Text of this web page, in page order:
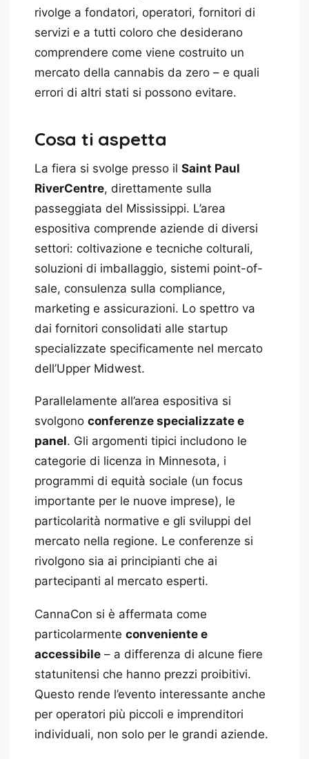
rivolge a fondatori, operatori, fornitori di
servizi e a tutti coloro che desiderano
comprendere come viene costruito un
mercato della cannabis da zero – e quali
errori di altri stati si possono evitare.
Cosa ti aspetta
La fiera si svolge presso il Saint Paul
RiverCentre, direttamente sulla
passeggiata del Mississippi. L’area
espositiva comprende aziende di diversi
settori: coltivazione e tecniche colturali,
soluzioni di imballaggio, sistemi point-of-
sale, consulenza sulla compliance,
marketing e assicurazioni. Lo spettro va
dai fornitori consolidati alle startup
specializzate specificamente nel mercato
dell’Upper Midwest.
Parallelamente all’area espositiva si
svolgono conferenze specializzate e
panel. Gli argomenti tipici includono le
categorie di licenza in Minnesota, i
programmi di equità sociale (un focus
importante per le nuove imprese), le
particolarità normative e gli sviluppi del
mercato nella regione. Le conferenze si
rivolgono sia ai principianti che ai
partecipanti al mercato esperti.
CannaCon si è affermata come
particolarmente conveniente e
accessibile – a differenza di alcune fiere
statunitensi che hanno prezzi proibitivi.
Questo rende l’evento interessante anche
per operatori più piccoli e imprenditori
individuali, non solo per le grandi aziende.